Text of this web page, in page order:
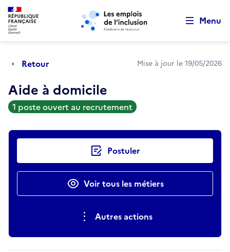
Aller au menu principal Aller au contenu principal
Menu
Retour Mise à jour le 19/05/2026
Aide à domicile
1 poste ouvert au recrutement
Actions rapides Postuler
Voir tous les métiers
Autres actions
Retour au début de la page
Panneau de gestion des cookies